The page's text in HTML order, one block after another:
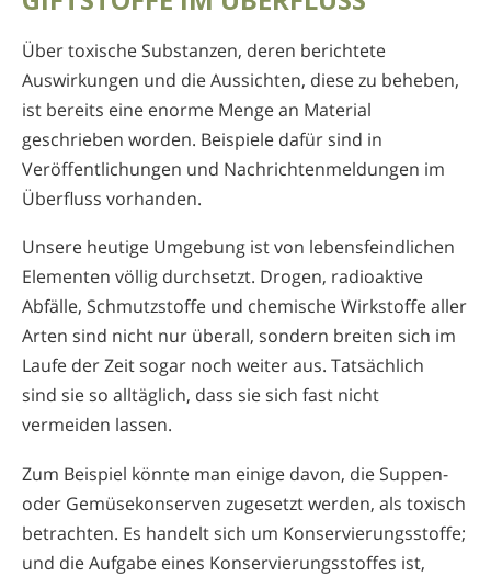
Über toxische Substanzen, deren berichtete
Auswirkungen und die Aussichten, diese zu beheben,
ist bereits eine enorme Menge an Material
geschrieben worden. Beispiele dafür sind in
Veröffentlichungen und Nachrichtenmeldungen im
Überfluss vorhanden.
Unsere heutige Umgebung ist von lebensfeindlichen
Elementen völlig durchsetzt. Drogen, radioaktive
Abfälle, Schmutzstoffe und chemische Wirkstoffe aller
Arten sind nicht nur überall, sondern breiten sich im
Laufe der Zeit sogar noch weiter aus. Tatsächlich
sind sie so alltäglich, dass sie sich fast nicht
vermeiden lassen.
Zum Beispiel könnte man einige davon, die Suppen-
oder Gemüsekonserven zugesetzt werden, als toxisch
betrachten. Es handelt sich um Konservierungsstoffe;
und die Aufgabe eines Konservierungsstoffes ist,